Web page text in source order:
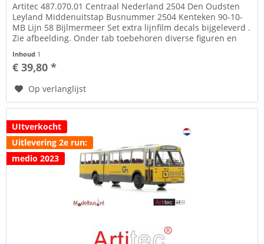
Artitec 487.070.01 Centraal Nederland 2504 Den Oudsten
Leyland Middenuitstap Busnummer 2504 Kenteken 90-10-
MB Lijn 58 Bijlmermeer Set extra lijnfilm decals bijgeleverd .
Zie afbeelding. Onder tab toebehoren diverse figuren en
Inhoud 1
€ 39,80 *
Op verlanglijst
UItverkocht
Uitlevering 2e run:
medio 2023